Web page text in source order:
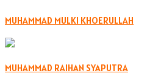
MUHAMMAD MULKI KHOERULLAH
MUHAMMAD RAIHAN SYAPUTRA